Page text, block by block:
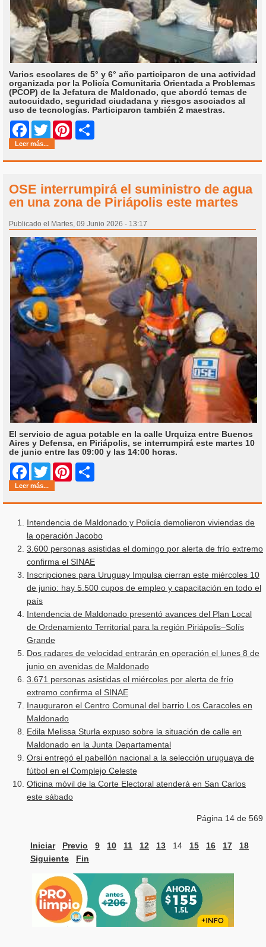
Varios escolares de 5° y 6° año participaron de una actividad
organizada por la Policía Comunitaria Orientada a Problemas
(PCOP) de la Jefatura de Maldonado, que abordó temas de
autocuidado, seguridad ciudadana y riesgos asociados al
uso de tecnologías. Participaron también 2 maestras.
Facebook
Twitter Pinterest
Leer más...
OSE interrumpirá el suministro de agua
en una zona de Piriápolis este martes
Publicado el Martes, 09 Junio 2026 - 13:17
El servicio de agua potable en la calle Urquiza entre Buenos
Aires y Defensa, en Piriápolis, se interrumpirá este martes 10
de junio entre las 09:00 y las 14:00 horas.
Facebook
Twitter Pinterest
Leer más...
Intendencia de Maldonado y Policía demolieron viviendas de
la operación Jacobo
3.600 personas asistidas el domingo por alerta de frío extremo
confirma el SINAE
Inscripciones para Uruguay Impulsa cierran este miércoles 10
de junio: hay 5.500 cupos de empleo y capacitación en todo el
país
Intendencia de Maldonado presentó avances del Plan Local
de Ordenamiento Territorial para la región Piriápolis–Solís
Grande
Dos radares de velocidad entrarán en operación el lunes 8 de
junio en avenidas de Maldonado
3.671 personas asistidas el miércoles por alerta de frío
extremo confirma el SINAE
Inauguraron el Centro Comunal del barrio Los Caracoles en
Maldonado
Edila Melissa Sturla expuso sobre la situación de calle en
Maldonado en la Junta Departamental
Orsi entregó el pabellón nacional a la selección uruguaya de
fútbol en el Complejo Celeste
Oficina móvil de la Corte Electoral atenderá en San Carlos
este sábado
Página 14 de 569
Iniciar Previo 9 10 11 12 13 14 15 16 17
18
Siguiente
Fin